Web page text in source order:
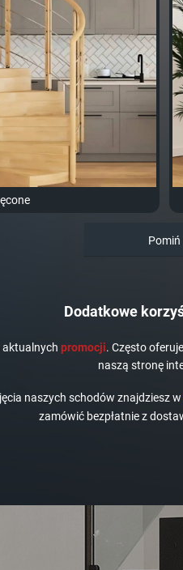
Pomiń
Dodatkowe
aktualnych promocji. Często
naszą stronę
naszych schodów znajdziesz w
zamówić bezpłatnie z